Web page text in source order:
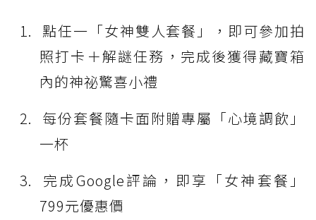
點任一「女神雙人套餐」，即可參加拍
照打卡＋解謎任務，完成後獲得藏寶箱
內的神祕驚喜小禮
每份套餐隨卡面附贈專屬「心境調飲」
一杯
完成Google評論，即享「女神套餐」
799元優惠價